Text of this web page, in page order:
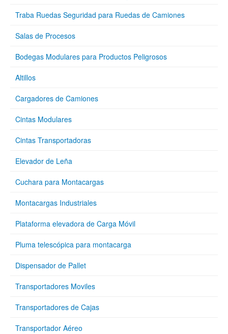
Traba Ruedas Seguridad para Ruedas de Camiones
Salas de Procesos
Bodegas Modulares para Productos Peligrosos
Altillos
Cargadores de Camiones
Cintas Modulares
Cintas Transportadoras
Elevador de Leña
Cuchara para Montacargas
Montacargas Industriales
Plataforma elevadora de Carga Móvil
Pluma telescópica para montacarga
Dispensador de Pallet
Transportadores Moviles
Transportadores de Cajas
Transportador Aéreo